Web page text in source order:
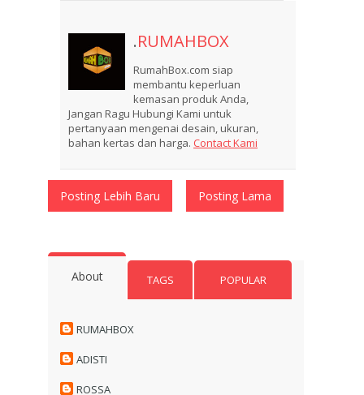
.RUMAHBOX
RumahBox.com siap
membantu keperluan
kemasan produk Anda,
Jangan Ragu Hubungi Kami untuk
pertanyaan mengenai desain, ukuran,
bahan kertas dan harga. Contact Kami
Posting Lebih Baru Posting Lama
About TAGS POPULAR
RUMAHBOX
ADISTI
ROSSA